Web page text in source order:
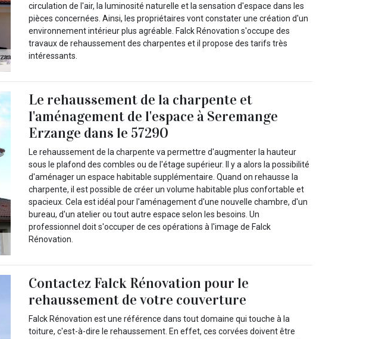
circulation de l'air, la luminosité naturelle et la sensation d'espace dans les
pièces concernées. Ainsi, les propriétaires vont constater une création d'un
environnement intérieur plus agréable. Falck Rénovation s'occupe des
travaux de rehaussement des charpentes et il propose des tarifs très
intéressants.
Le rehaussement de la charpente et
l'aménagement de l'espace à Seremange
Erzange dans le 57290
Le rehaussement de la charpente va permettre d'augmenter la hauteur
sous le plafond des combles ou de l'étage supérieur. Il y a alors la possibilité
d'aménager un espace habitable supplémentaire. Quand on rehausse la
charpente, il est possible de créer un volume habitable plus confortable et
spacieux. Cela est idéal pour l'aménagement d'une nouvelle chambre, d'un
bureau, d'un atelier ou tout autre espace selon les besoins. Un
professionnel doit s'occuper de ces opérations à l'image de Falck
Rénovation.
Contactez Falck Rénovation pour le
rehaussement de votre couverture
Falck Rénovation est une référence dans tout domaine qui touche à la
toiture, c'est-à-dire le rehaussement. En effet, ces corvées doivent être